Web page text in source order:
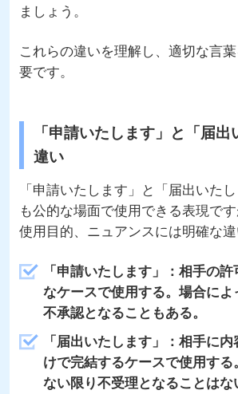
ましょう。
これらの違いを理解し、適切な言
要です。
「申請いたします」と「届
違い
「申請いたします」と「届出いた
も公的な場面で使用できる表現で
使用目的、ニュアンスには明確な違
「申請いたします」：相手の
なケースで使用する。場合によ
不承認となることもある。
「届出いたします」：相手に
けで完結するケースで使用する
ない限り不受理となることはな